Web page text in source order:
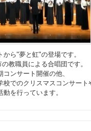
ら"夢と虹"の登場です。
教職員による合唱団です。
ンサート開催の他、
でのクリスマスコンサート
を行っています。